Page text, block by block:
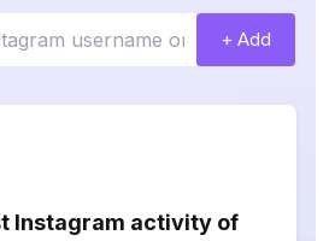
+ Add
Instagram activity of